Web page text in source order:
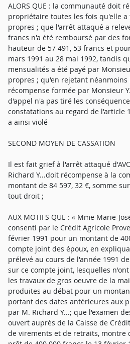
ALORS QUE : la communauté doit
propriétaire toutes les fois qu'elle
propres ; que l'arrêt attaqué a
francs n'a été remboursé par des
hauteur de 57 491, 53 francs et
mars 1991 au 28 mai 1992, tandis
mensualités a été payé par
propres ; qu'en rejetant néanmoins
récompense formée par Monsieur
d'appel n'a pas tiré les
constatations au regard de l'article
a ainsi violé
SECOND MOYEN DE CASSATION
Il est fait grief à l'arrêt attaqué
Richard Y...doit récompense à la
montant de 84 597, 32 €, somme
tout droit ;
AUX MOTIFS QUE : « Mme Marie-
consenti par le Crédit Agricole
février 1991 pour un montant de
compte joint des époux, en
prélevé au cours de l'année 1991
sur ce compte joint, lesquelles
les travaux de gros oeuvre de la
produites au débat pour un
portant des dates antérieures aux
par M. Richard Y...; que l'examen
ouvert auprès de la Caisse de
de virements et de retraits, montre